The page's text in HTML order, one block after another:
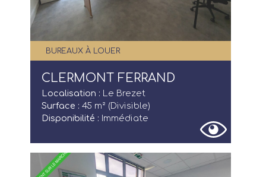
BUREAUX À LOUER
CLERMONT FERRAND
Localisation : Le Brezet
Surface : 45 m² (Divisible)
Disponibilité : Immédiate